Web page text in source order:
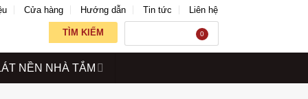
Cửa hàng Hướng dẫn Tin tức Liên hệ
0
TÌM KIẾM
NỀN NHÀ TẮM